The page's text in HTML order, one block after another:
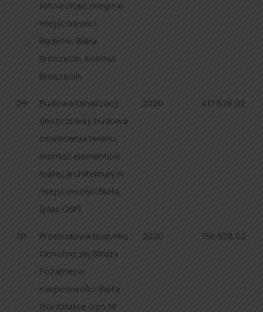
fotowoltaicznego w
miejscowości
Będków, Biała,
Broszęcin, Kolonia
Broszęcin
29
Budowa kanalizacji
deszczowej, budowa
oświetlenia terenu,
montaż elementów
małej architektury w
miejscowości Biała
(plac OSP)
2020 417 628,02
30
Przebudowa budynku
Ochotniczej Straży
Pożarnej w
miejscowości Biała
(na działce ozn. Nr
2020 156 528,02